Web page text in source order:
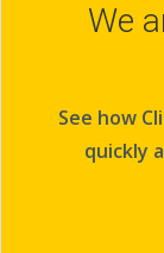
We
See how
quickly